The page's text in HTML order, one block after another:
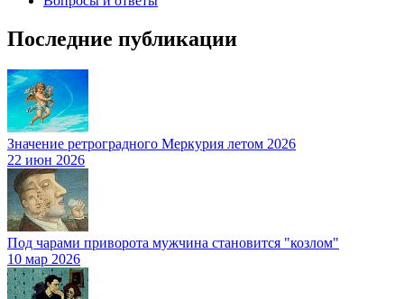
Последние публикации
Значение ретроградного Меркурия летом 2026
22 июн 2026
Под чарами приворота мужчина становится "козлом"
10 мар 2026